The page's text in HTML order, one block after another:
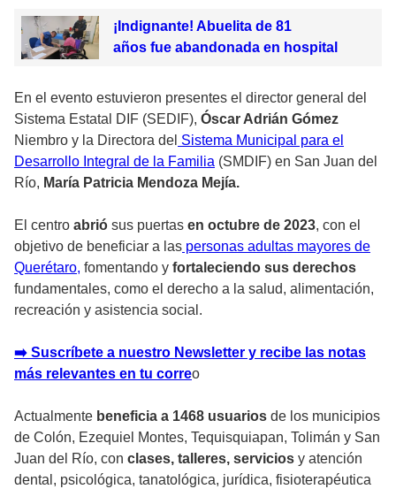
¡Indignante! Abuelita de 81
años fue abandonada en hospital
En el evento estuvieron presentes el director general del
Sistema Estatal DIF (SEDIF), Óscar Adrián Gómez
Niembro y la Directora del Sistema Municipal para el
Desarrollo Integral de la Familia (SMDIF) en San Juan del
Río, María Patricia Mendoza Mejía.
El centro abrió sus puertas en octubre de 2023, con el
objetivo de beneficiar a las personas adultas mayores de
Querétaro, fomentando y fortaleciendo sus derechos
fundamentales, como el derecho a la salud, alimentación,
recreación y asistencia social.
➡️ Suscríbete a nuestro Newsletter y recibe las notas
más relevantes en tu correo
Actualmente beneficia a 1468 usuarios de los municipios
de Colón, Ezequiel Montes, Tequisquiapan, Tolimán y San
Juan del Río, con clases, talleres, servicios y atención
dental, psicológica, tanatológica, jurídica, fisioterapéutica